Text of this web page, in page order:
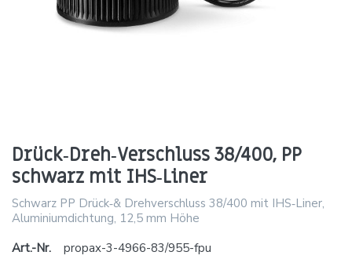
Drück‑Dreh‑Verschluss 38/400, PP
schwarz mit IHS‑Liner
Schwarz PP Drück‑& Drehverschluss 38/400 mit IHS‑Liner,
Aluminiumdichtung, 12,5 mm Höhe
Art.-Nr.
propax-3-4966-83/955-fpu